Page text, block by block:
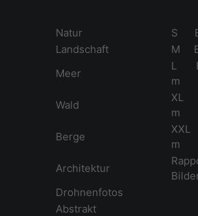
Natur
S
Landschaft
M
Meer
L
m
Wald
XL
m
Berge
XXL
m
Architektur
Drohnenfotos
Abstrakt